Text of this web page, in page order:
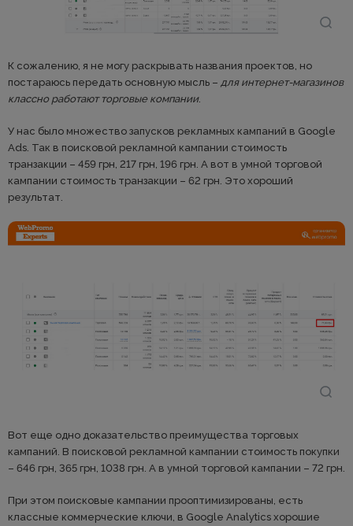
К сожалению, я не могу раскрывать названия проектов, но
постараюсь передать основную мысль – для интернет-магазинов
классно работают торговые компании.
У нас было множество запусков рекламных кампаний в Google
Ads. Так в поисковой рекламной кампании стоимость
транзакции – 459 грн, 217 грн, 196 грн. А вот в умной торговой
кампании стоимость транзакции – 62 грн. Это хороший
результат.
Вот еще одно доказательство преимущества торговых
кампаний. В поисковой рекламной кампании стоимость покупки
– 646 грн, 365 грн, 1038 грн. А в умной торговой кампании – 72 грн.
При этом поисковые кампании прооптимизированы, есть
классные коммерческие ключи, в Google Analytics хорошие